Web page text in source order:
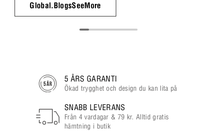
Global.BlogsSeeMore
5 ÅRS GARANTI
Ökad trygghet och design du kan lita på
SNABB LEVERANS
Från 4 vardagar & 79 kr. Alltid gratis
hämtning i butik